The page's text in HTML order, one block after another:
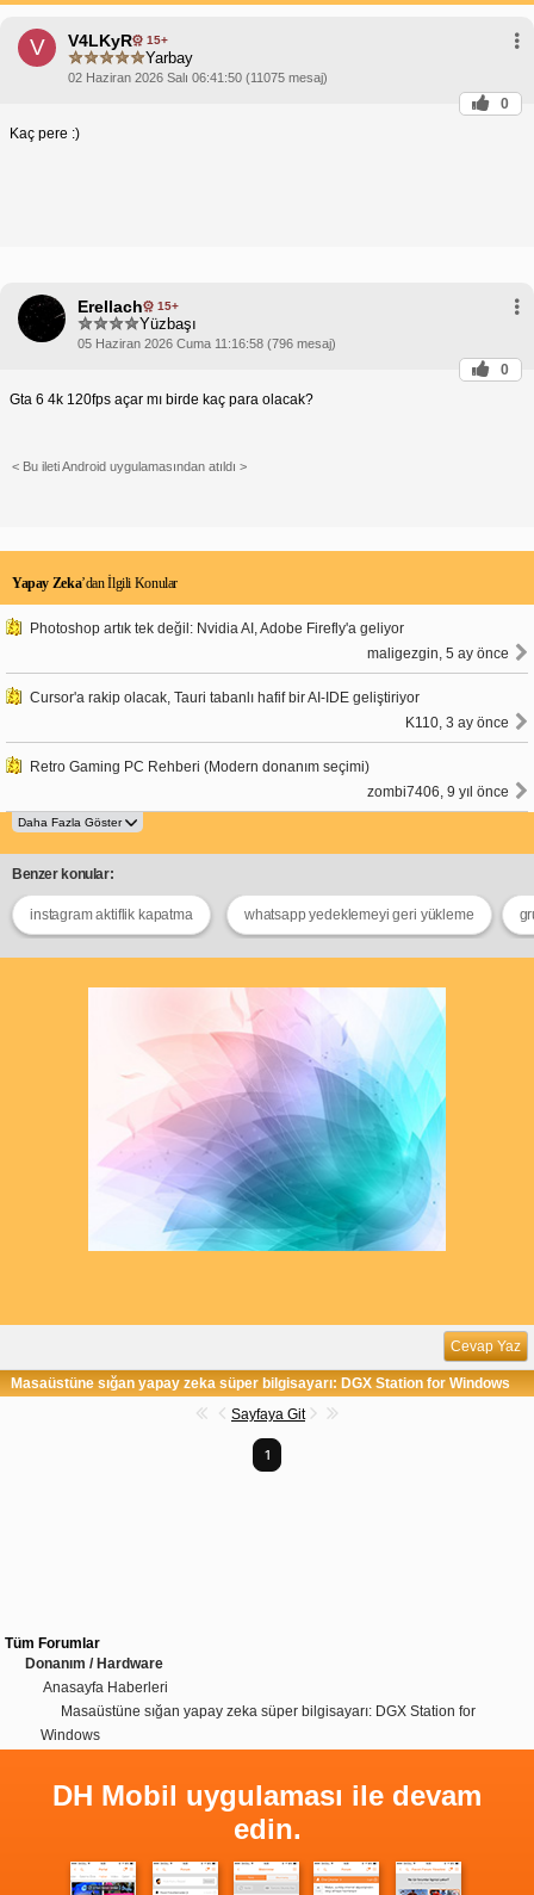
V V4LKyR 15+
Yarbay
02 Haziran 2026 Salı 06:41:50 (11075 mesaj)
0
Kaç pere :)
Erellach 15+
Yüzbaşı
05 Haziran 2026 Cuma 11:16:58 (796 mesaj)
0
Gta 6 4k 120fps açar mı birde kaç para olacak?
< Bu ileti Android uygulamasından atıldı >
Yapay Zeka’dan İlgili Konular
Photoshop artık tek değil: Nvidia AI, Adobe Firefly'a geliyor
maligezgin, 5 ay önce
Cursor'a rakip olacak, Tauri tabanlı hafif bir AI-IDE geliştiriyor
K110, 3 ay önce
Retro Gaming PC Rehberi (Modern donanım seçimi)
zombi7406, 9 yıl önce
Benzer konular:
instagram aktiflik kapatma whatsapp yedeklemeyi geri yükleme
Cevap Yaz
Masaüstüne sığan yapay zeka süper bilgisayarı: DGX Station for Windows
Sayfaya Git
1
Tüm Forumlar
Donanım / Hardware
Anasayfa Haberleri
Masaüstüne sığan yapay zeka süper bilgisayarı: DGX Station for
Windows
DH Mobil uygulaması ile devam
edin.